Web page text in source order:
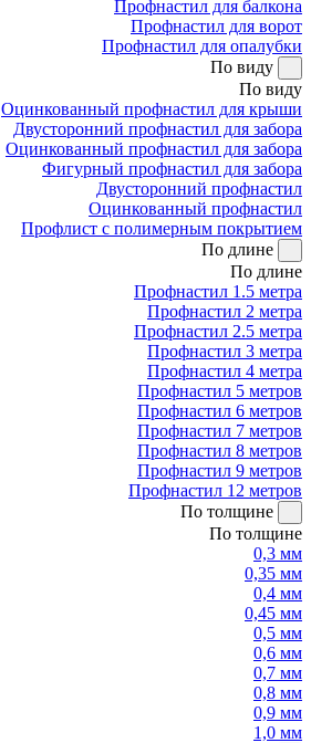
Профнастил для балкона
Профнастил для ворот
Профнастил для опалубки
По виду
По виду
Оцинкованный профнастил для крыши
Двусторонний профнастил для забора
Оцинкованный профнастил для забора
Фигурный профнастил для забора
Двусторонний профнастил
Оцинкованный профнастил
Профлист с полимерным покрытием
По длине
По длине
Профнастил 1.5 метра
Профнастил 2 метра
Профнастил 2.5 метра
Профнастил 3 метра
Профнастил 4 метра
Профнастил 5 метров
Профнастил 6 метров
Профнастил 7 метров
Профнастил 8 метров
Профнастил 9 метров
Профнастил 12 метров
По толщине
По толщине
0,3 мм
0,35 мм
0,4 мм
0,45 мм
0,5 мм
0,6 мм
0,7 мм
0,8 мм
0,9 мм
1,0 мм